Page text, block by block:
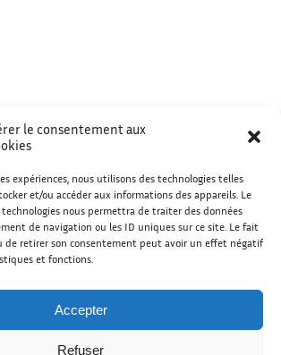
le consentement aux
expériences, nous utilisons des technologies telles
et/ou accéder aux informations des appareils. Le
nous permettra de traiter des données
de navigation ou les ID uniques sur ce site. Le fait
de retirer son consentement peut avoir un effet négatif
et fonctions.
Accepter
Refuser
Musicothérapie
réservés.
Christophe Correia